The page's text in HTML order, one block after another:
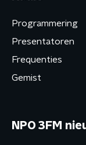
Programmering
Presentatoren
Frequenties
Gemist
NPO 3FM